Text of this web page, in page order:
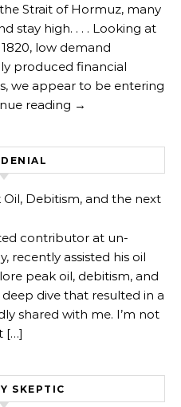
Strait of Hormuz, many
stay high. . . . Looking at
low demand
produced financial
we appear to be entering
reading →
Debitism, and the next
contributor at un-
recently assisted his oil
peak oil, debitism, and
dive that resulted in a
shared with me. I’m not
[…]
SKEPTIC